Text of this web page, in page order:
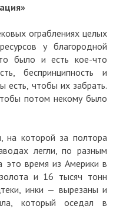
ограблениях целых
у благородной
было и есть кое-что
беспринципность и
есть, чтобы их забрать.
потом некому было
на которой за полтора
легли, по разным
это время из Америки в
и 16 тысяч тонн
инки — вырезаны и
который оседал в